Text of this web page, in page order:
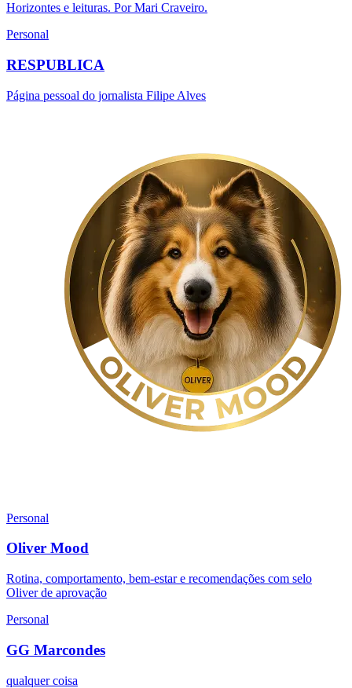
Horizontes e leituras. Por Mari Craveiro.
Personal
RESPUBLICA
Página pessoal do jornalista Filipe Alves
Personal
Oliver Mood
Rotina, comportamento, bem-estar e recomendações com selo
Oliver de aprovação
Personal
GG Marcondes
qualquer coisa